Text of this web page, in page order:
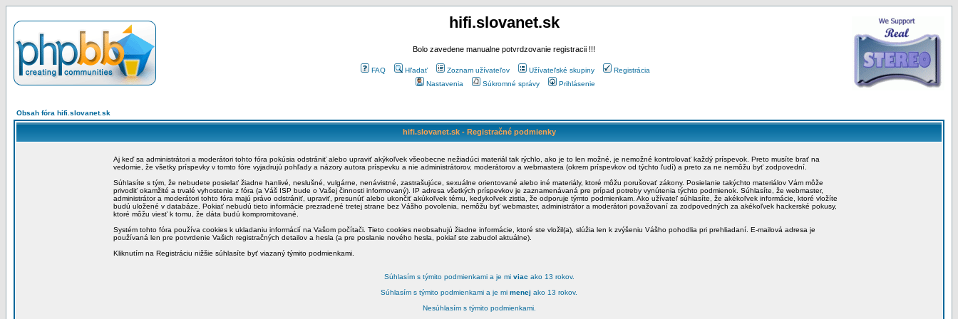
hifi.slovanet.sk
Bolo zavedene manualne potvrdzovanie registracii !!!
FAQ Hľadať Zoznam užívateľov Užívateľské skupiny
Registrácia
Nastavenia
Súkromné správy Prihlásenie
Obsah fóra hifi.slovanet.sk
hifi.slovanet.sk - Registračné podmienky
Aj keď sa administrátori a moderátori tohto fóra pokúsia odstrániť alebo upraviť akýkoľvek všeobecne nežiadúci materiál tak rýchlo, ako je to len možné, je nemožné kontrolovať každý príspevok. Preto musíte brať na
vedomie, že všetky príspevky v tomto fóre vyjadrujú pohľady a názory autora príspevku a nie administrátorov, moderátorov a webmastera (okrem príspevkov od týchto ľudí) a preto za ne nemôžu byť zodpovední.
Súhlasíte s tým, že nebudete posielať žiadne hanlivé, neslušné, vulgárne, nenávistné, zastrašujúce, sexuálne orientované alebo iné materiály, ktoré môžu porušovať zákony. Posielanie takýchto materiálov Vám môže
privodiť okamžité a trvalé vyhostenie z fóra (a Váš ISP bude o Vašej činnosti informovaný). IP adresa všetkých príspevkov je zaznamenávaná pre prípad potreby vynútenia týchto podmienok. Súhlasíte, že webmaster,
administrátor a moderátori tohto fóra majú právo odstrániť, upraviť, presunúť alebo ukončiť akúkoľvek tému, kedykoľvek zistia, že odporuje týmto podmienkam. Ako užívateľ súhlasíte, že akékoľvek informácie, ktoré vložíte
budú uložené v databáze. Pokiať nebudú tieto informácie prezradené tretej strane bez Vášho povolenia, nemôžu byť webmaster, administrátor a moderátori považovaní za zodpovedných za akékoľvek hackerské pokusy,
ktoré môžu viesť k tomu, že dáta budú kompromitované.
Systém tohto fóra používa cookies k ukladaniu informácií na Vašom počítači. Tieto cookies neobsahujú žiadne informácie, ktoré ste vložil(a), slúžia len k zvýšeniu Vášho pohodlia pri prehliadaní. E-mailová adresa je
používaná len pre potvrdenie Vašich registračných detailov a hesla (a pre poslanie nového hesla, pokiaľ ste zabudol aktuálne).
Kliknutím na Registráciu nižšie súhlasíte byť viazaný týmito podmienkami.
Súhlasím s týmito podmienkami a je mi viac ako 13 rokov.
Súhlasím s týmito podmienkami a je mi menej ako 13 rokov.
Nesúhlasím s týmito podmienkami.